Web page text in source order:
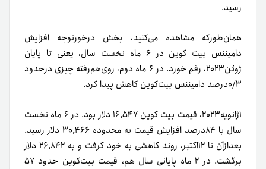
رسید.
همان‌طور‌که مشاهده می‌کنید، بخش درخورتوجه افزایش
دامیننس بیت کوین در ۶ ماه نخست سال، یعنی تا پایان
ژوئن۲۰۲۳، رقم خورد. در ۶ ماه دوم، روی‌هم‌رفته چیزی در‌حدود
۰/۳درصد دامیننس بیت‌کوین کاهش پیدا کرد.
۱ژانویه۲۰۲۳، قیمت بیت کوین ۱۶,۵۴۷ دلار بود. در ۶ ماه نخست
سال با ۸۴درصد افزایش قیمت به محدوده ۳۰,۴۶۶ دلار رسید.
بعد‌از‌آن تا ۱۲اکتبر، روند کاهشی به خود گرفت و به ۲۶,۸۴۲ دلار
برگشت. در ۲ ماه پایانی سال هم، قیمت بیت‌کوین حدود ۵۷